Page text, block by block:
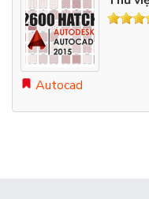
Autocad